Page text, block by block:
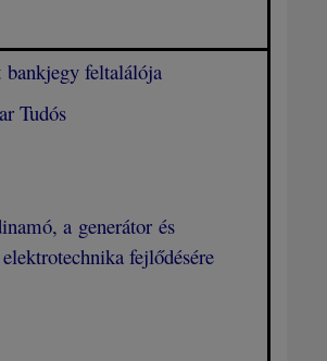
bankjegy feltalálója
Tudós
a generátor és
fejlődésére